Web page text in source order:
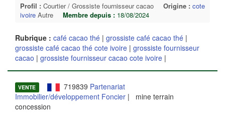
Profil : Courtier / Grossiste fournisseur cacao Origine : cote
ivoire Autre Membre depuis : 18/08/2024
Rubrique : café cacao thé | grossiste café cacao thé |
grossiste café cacao thé cote ivoire | grossiste fournisseur
cacao | grossiste fournisseur cacao cote ivoire |
VENTE 719839 Partenariat
Immobilier/développement Foncier | mine terrain
concession